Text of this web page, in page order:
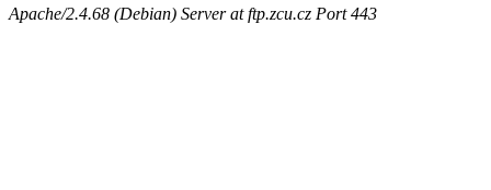
Apache/2.4.68 (Debian) Server at ftp.zcu.cz Port 443